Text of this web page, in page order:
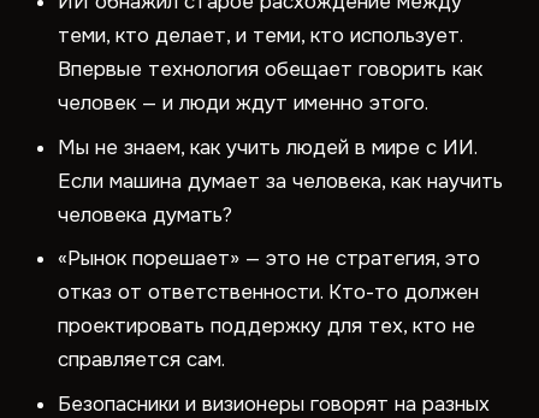
теми, кто делает, и теми, кто использует.
Впервые технология обещает говорить как
человек — и люди ждут именно этого.
Мы не знаем, как учить людей в мире с ИИ.
Если машина думает за человека, как научить
человека думать?
«Рынок порешает» — это не стратегия, это
отказ от ответственности. Кто-то должен
проектировать поддержку для тех, кто не
справляется сам.
Безопасники и визионеры говорят на разных